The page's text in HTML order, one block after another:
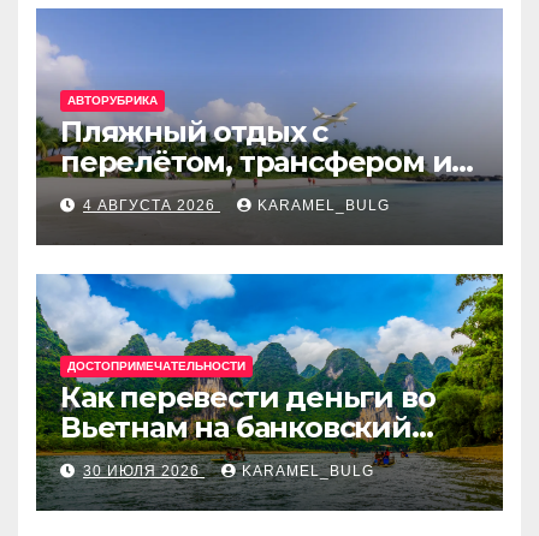
АВТОРУБРИКА
Пляжный отдых с
перелётом, трансфером и
отелем на Мальдивах, в
Турции, Греции, Таиланде
и Европе
4 АВГУСТА 2026 KARAMEL_BULG
ДОСТОПРИМЕЧАТЕЛЬНОСТИ
Как перевести деньги во
Вьетнам на банковский
счёт: VietcomBank, BIDV,
Techcombank и другие
банки
30 ИЮЛЯ 2026 KARAMEL_BULG